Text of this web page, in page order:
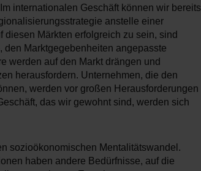
internationalen Geschäft können wir bereits
anstelle einer
Märkten erfolgreich zu sein, sind
Marktgegebenheiten angepasste
werden auf den Markt drängen und
herausfordern. Unternehmen, die den
werden vor großen Herausforderungen
das wir gewohnt sind, werden sich
sozioökonomischen Mentalitätswandel.
haben andere Bedürfnisse, auf die